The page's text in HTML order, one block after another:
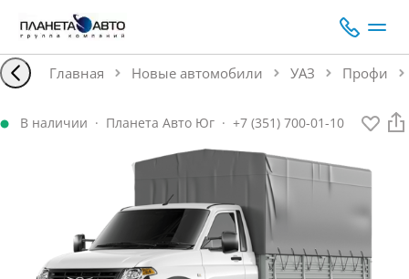
Главная Новые автомобили УАЗ Профи
В наличии · Планета Авто Юг · +7 (351) 700-01-10